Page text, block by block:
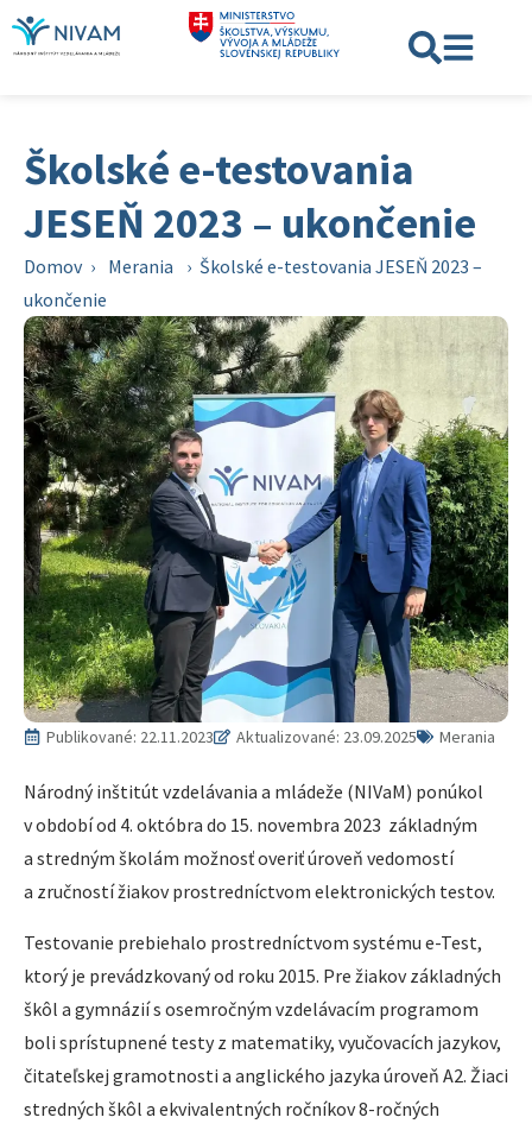
Školské e-testovania
JESEŇ 2023 – ukončenie
Domov › Merania › Školské e-testovania JESEŇ 2023 –
ukončenie
Publikované: 22.11.2023 Aktualizované: 23.09.2025 Merania
Národný inštitút vzdelávania a mládeže (NIVaM) ponúkol
v období od 4. októbra do 15. novembra 2023 základným
a stredným školám možnosť overiť úroveň vedomostí
a zručností žiakov prostredníctvom elektronických testov.
Testovanie prebiehalo prostredníctvom systému e-Test,
ktorý je prevádzkovaný od roku 2015. Pre žiakov základných
škôl a gymnázií s osemročným vzdelávacím programom
boli sprístupnené testy z matematiky, vyučovacích jazykov,
čitateľskej gramotnosti a anglického jazyka úroveň A2. Žiaci
stredných škôl a ekvivalentných ročníkov 8-ročných